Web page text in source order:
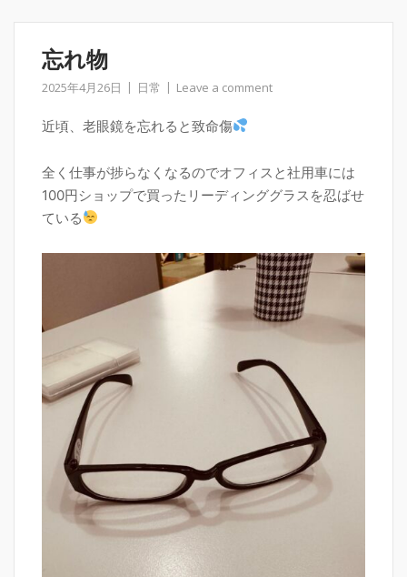
忘れ物
2025年4月26日 日常 Leave a comment
近頃、老眼鏡を忘れると致命傷
全く仕事が捗らなくなるのでオフィスと社用車には
100円ショップで買ったリーディンググラスを忍ばせ
ている